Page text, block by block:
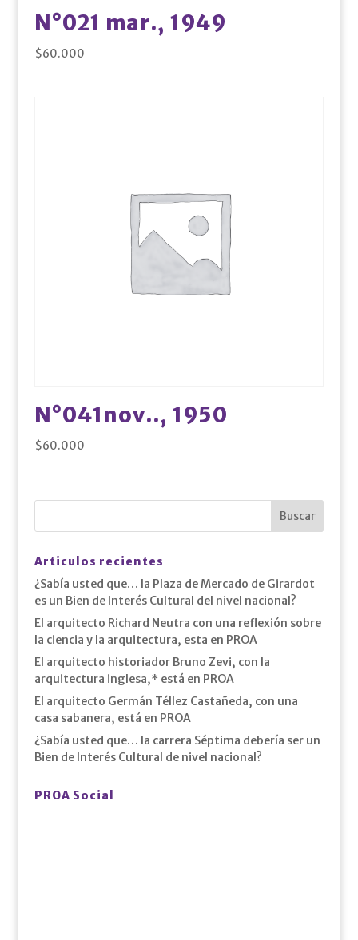
N°021 mar., 1949
$60.000
N°041nov.., 1950
$60.000
Articulos recientes
¿Sabía usted que… la Plaza de Mercado de Girardot
es un Bien de Interés Cultural del nivel nacional?
El arquitecto Richard Neutra con una reflexión sobre
la ciencia y la arquitectura, esta en PROA
El arquitecto historiador Bruno Zevi, con la
arquitectura inglesa,* está en PROA
El arquitecto Germán Téllez Castañeda, con una
casa sabanera, está en PROA
¿Sabía usted que… la carrera Séptima debería ser un
Bien de Interés Cultural de nivel nacional?
PROA Social